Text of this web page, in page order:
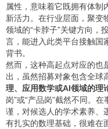
属性，意味着它既拥有体制
新活力。在行业层面，聚变
领域的“卡脖子”关键方向，
言，能进入此类平台接触国
背书。
然而，这种高起点对应的也
出，虽然招募对象包含全球
理、应用数学或AI领域的理
岗”或“产品岗”截然不同。
谨，对候选人的学术素养、
有扎实的数理基础，很难在